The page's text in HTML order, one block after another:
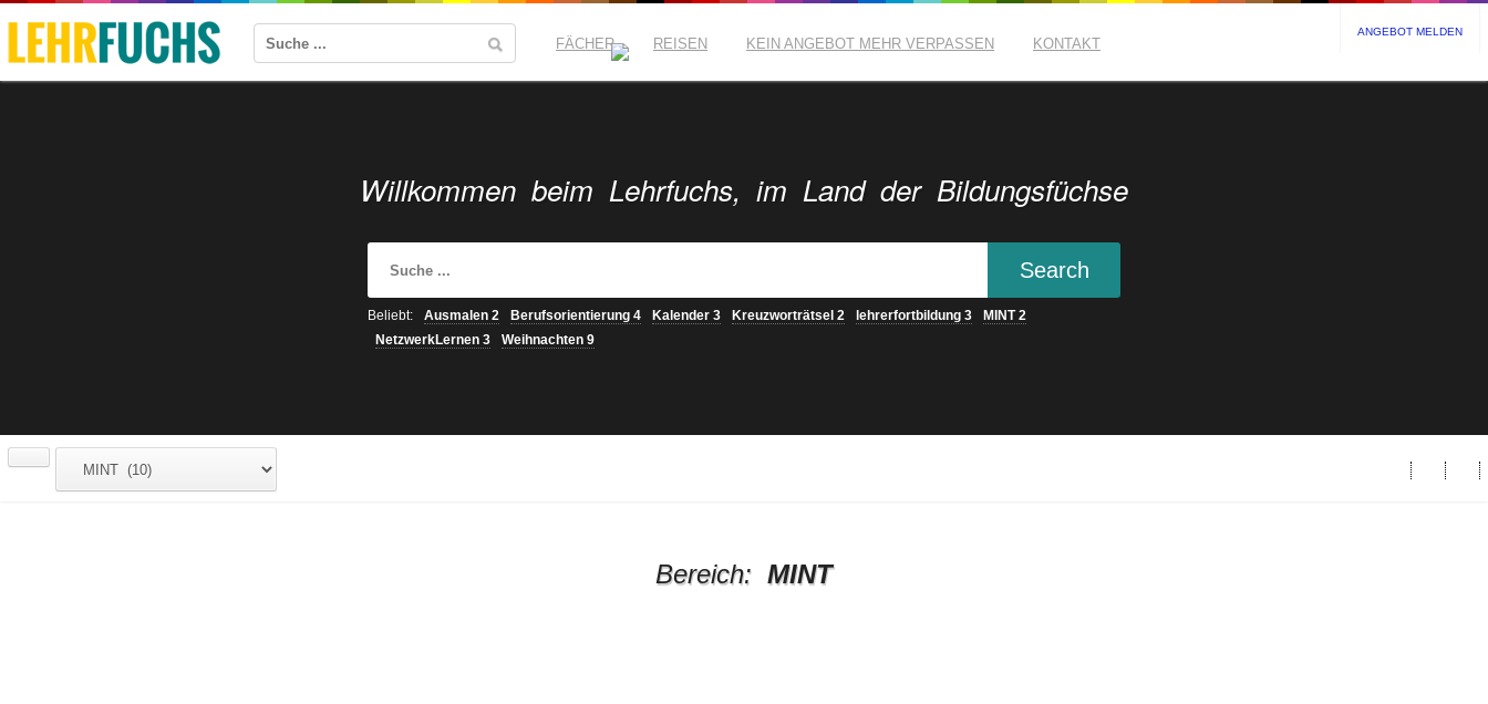
FÄCHER REISEN KEIN ANGEBOT MEHR VERPASSEN KONTAKT
ANGEBOT MELDEN
Willkommen beim Lehrfuchs, im Land der Bildungsfüchse
Beliebt: Ausmalen 2 Berufsorientierung 4 Kalender 3 Kreuzworträtsel 2 lehrerfortbildung 3 MINT2
NetzwerkLernen 3 Weihnachten 9
Bereich: MINT